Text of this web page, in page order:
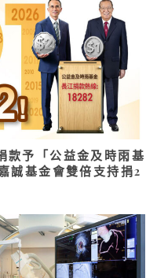
款予「公益金及時雨基
誠基金會雙倍支持捐2